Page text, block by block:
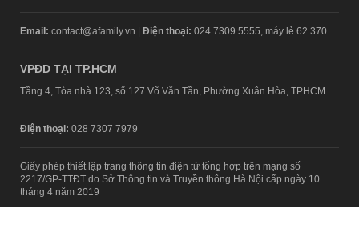
Email: contact@afamily.vn | Điện thoại: 024 7309 5555, máy lẻ 62.370
VPĐD TẠI TP.HCM
Tầng 4, Tòa nhà 123, số 127 Võ Văn Tần, Phường Xuân Hòa, TPHCM
Điện thoại: 028 7307 7979
Giấy phép thiết lập trang thông tin điện tử tổng hợp trên mạng số
2217/GP-TTĐT do Sở Thông tin và Truyền thông Hà Nội cấp ngày 10
tháng 4 năm 2019